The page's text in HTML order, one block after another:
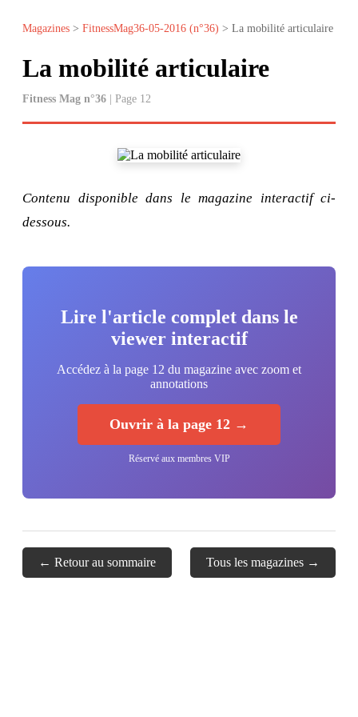
Magazines > FitnessMag36-05-2016 (n°36) > La mobilité articulaire
La mobilité articulaire
Fitness Mag n°36 | Page 12
Contenu disponible dans le magazine interactif ci-
dessous.
Lire l'article complet dans le
viewer interactif
Accédez à la page 12 du magazine avec zoom et
annotations
Ouvrir à la page 12 →
Réservé aux membres VIP
← Retour au sommaire Tous les magazines →